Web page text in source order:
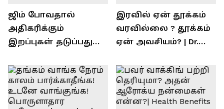
ஜிம் போவதால்
அதிகரிக்கும்
இறப்புகள் தடுப்பது
ராஜீவ் சந்தோஷம் !
இரவில் ஏன் தூக்கம்
வரவில்லை ? தூக்கம்
ஏன் அவசியம்? | Dr.
Interview